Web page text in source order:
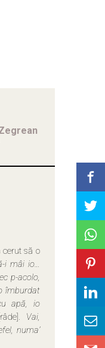
cerut să o
i mâi io…
p-acolo,
îmburdat
apă, io
Vai,
numa’